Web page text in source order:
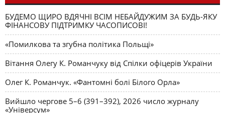
БУДЕМО ЩИРО ВДЯЧНІ ВСІМ НЕБАЙДУЖИМ ЗА БУДЬ-ЯКУ
ФІНАНСОВУ ПІДТРИМКУ ЧАСОПИСОВІ!
«Помилкова та згубна політика Польщі»
Вітання Олегу К. Романчуку від Спілки офіцерів України
Олег К. Романчук. «Фантомні болі Білого Орла»
Вийшло чергове 5–6 (391–392), 2026 число журналу
«Універсум»